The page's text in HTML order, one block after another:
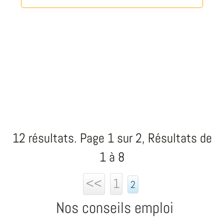
12 résultats. Page 1 sur 2, Résultats de
1 à 8
<<
1 2
Nos conseils emploi